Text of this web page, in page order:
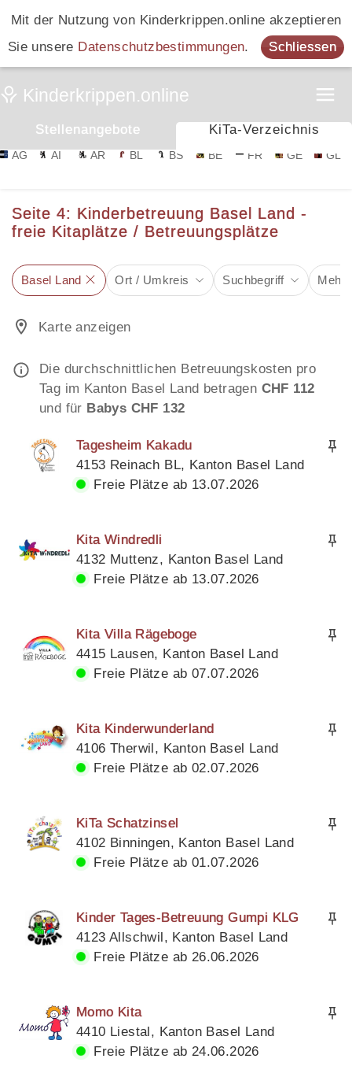
Mit der Nutzung von Kinderkrippen.online akzeptieren
Sie unsere Datenschutzbestimmungen. Schliessen
Stellenangebote KiTa-Verzeichnis
AG AI AR BL BS BE FR GE GL
Seite 4: Kinderbetreuung Basel Land -
freie Kitaplätze / Betreuungsplätze
Basel Land Ort / Umkreis Suchbegriff Mehr
Karte anzeigen
Die durchschnittlichen Betreuungskosten pro
Tag im Kanton Basel Land betragen CHF 112
und für Babys CHF 132
Tagesheim Kakadu
4153 Reinach BL, Kanton Basel Land
Freie Plätze ab 13.07.2026
Kita Windredli
4132 Muttenz, Kanton Basel Land
Freie Plätze ab 13.07.2026
Kita Villa Rägeboge
4415 Lausen, Kanton Basel Land
Freie Plätze ab 07.07.2026
Kita Kinderwunderland
4106 Therwil, Kanton Basel Land
Freie Plätze ab 02.07.2026
KiTa Schatzinsel
4102 Binningen, Kanton Basel Land
Freie Plätze ab 01.07.2026
Kinder Tages-Betreuung Gumpi KLG
4123 Allschwil, Kanton Basel Land
Freie Plätze ab 26.06.2026
Momo Kita
4410 Liestal, Kanton Basel Land
Freie Plätze ab 24.06.2026